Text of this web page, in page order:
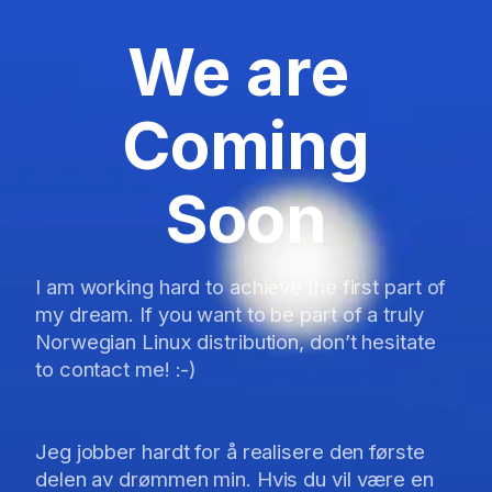
We are
Coming
Soon
I am working hard to achieve the first part of
my dream. If you want to be part of a truly
Norwegian Linux distribution, don’t hesitate
to contact me! :-)
Jeg jobber hardt for å realisere den første
delen av drømmen min. Hvis du vil være en